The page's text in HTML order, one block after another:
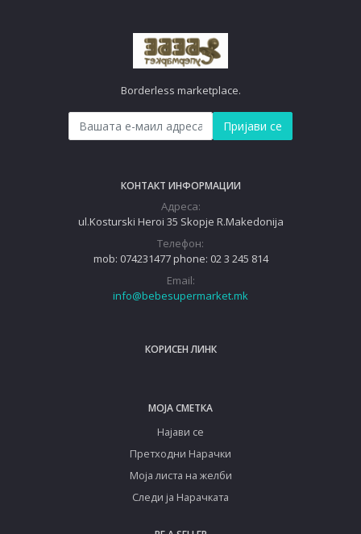
Borderless marketplace.
Пријави се
КОНТАКТ ИНФОРМАЦИИ
Адреса:
ul.Kosturski Heroi 35 Skopje R.Makedonija
Телефон:
mob: 074231477 phone: 02 3 245 814
Email:
info@bebesupermarket.mk
КОРИСЕН ЛИНК
МОЈА СМЕТКА
Најави се
Претходни Нарачки
Моја листа на желби
Следи ја Нарачката